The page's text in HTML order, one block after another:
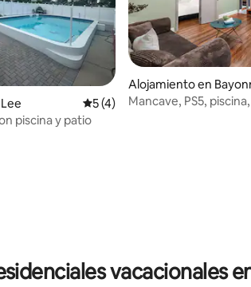
reseñas
Calificación promedio: 5 de 5,
5 (4)
piscina y patio
Alojamiento en
Mancave, PS5,
vacacionales